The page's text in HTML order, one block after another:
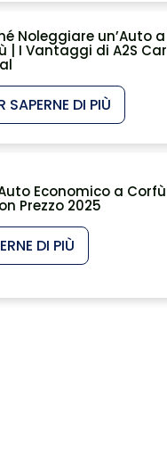
Condizioni
in
Noleggiare un’Auto a
| I Vantaggi di A2S Car
SAPERNE DI PIÙ
Economico a Corfù |
Prezzo 2025
DI PIÙ